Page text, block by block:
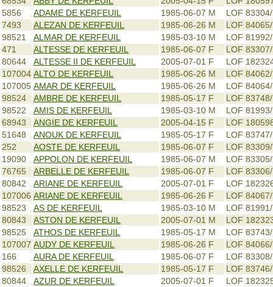
5856
ADAME DE KERFEUIL 1985-06-07 M
LOF
7493
ALEZAN DE KERFEUIL 1985-06-26 M
LOF
98521
ALMAR DE KERFEUIL 1985-03-10 M
LOF
471
ALTESSE DE KERFEUIL 1985-06-07 F
LOF
80644
ALTESSE II DE KERFEUIL 2005-07-01 F
LOF
107004 ALTO DE KERFEUIL 1985-06-26 M
LOF
107005 AMAR DE KERFEUIL 1985-06-26 M
LOF
98524
AMBRE DE KERFEUIL 1985-05-17 F
LOF
98522
AMIS DE KERFEUIL 1985-03-10 M
LOF
68943
ANGIE DE KERFEUIL 2005-04-15 F
LOF
51648
ANOUK DE KERFEUIL 1985-05-17 F
LOF
252
AOSTE DE KERFEUIL 1985-06-07 F
LOF
19090
APPOLON DE KERFEUIL 1985-06-07 M
LOF
76765
ARBELLE DE KERFEUIL 1985-06-07 F
LOF
80842
ARIANE DE KERFEUIL 2005-07-01 F
LOF
107006 ARIANE DE KERFEUIL 1985-06-26 F
LOF
98523
AS DE KERFEUIL 1985-03-10 M
LOF
80843
ASTON DE KERFEUIL 2005-07-01 M
LOF
98525
ATHOS DE KERFEUIL 1985-05-17 M
LOF
107007 AUDY DE KERFEUIL 1985-06-26 F
LOF
166
AURA DE KERFEUIL 1985-06-07 F
LOF
98526
AXELLE DE KERFEUIL 1985-05-17 F
LOF
80844
AZUR DE KERFEUIL 2005-07-01 F
LOF